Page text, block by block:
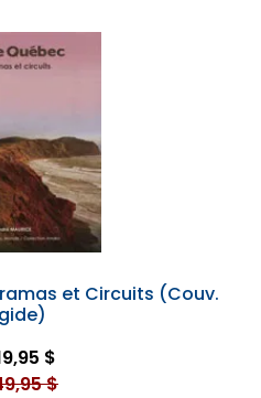
et Circuits (Couv.
$
$